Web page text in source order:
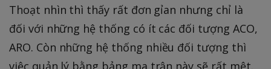
Thoạt nhìn thì thấy rất đơn gỉan nhưng chỉ là
đối với những hệ thống có ít các đối tượng ACO,
ARO. Còn những hệ thống nhiều đối tượng thì
việc quản lý bằng bảng ma trận này sẽ rất mệt.